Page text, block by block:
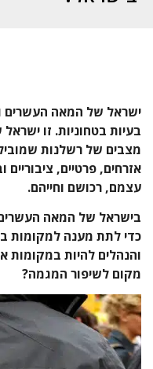
ישראל של המאה העשרים
בעיות בטחוניות. זו
מצבים של רשלנות
אזרחים, פרטיים,
עצמם, רכושם וחייהם.
בישראל של המאה
כדי לתת מענה למקומות
והנהלים להיות
מקום לשיפור המגמה?